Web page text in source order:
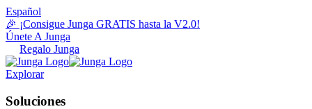
Español
🎉 ¡Consigue Junga GRATIS hasta la V2.0!
Únete A Junga
Regalo Junga
Explorar
Soluciones